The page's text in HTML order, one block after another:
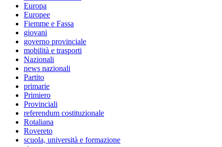
Europa
Europee
Fiemme e Fassa
giovani
governo provinciale
mobilità e trasporti
Nazionali
news nazionali
Partito
primarie
Primiero
Provinciali
referendum costituzionale
Rotaliana
Rovereto
scuola, università e formazione